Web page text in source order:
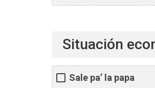
Situación
Sale pa’ la papa